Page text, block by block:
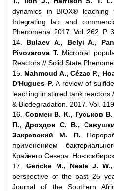
dynamics in BIOX® leaching
Integrating lab and
Phenomena. 2017. Vol. 262. P.
14.
Bulaev A., Belyi A.,
Pivovarova T. Microbial
Reactors // Solid State
15. Mahmoud A., Cézac P.,
D'Hugues P. A review of
leaching in stirred tank reactors
& Biodegradation. 2017. Vol.
16.
Совмен В. К., Гуськов
П., Дроздов С. В.,
Закревский М. П.
применением
Крайнего Севера.
17.Gericke M., Neale J.
perspective of the past 25
Journal of the Southern